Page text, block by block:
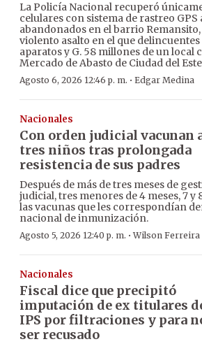
La Policía Nacional recuperó
celulares con sistema de rastreo GPS
abandonados en el barrio
violento asalto en el que
aparatos y G. 58 millones de un local
Mercado de Abasto de Ciudad del
Agosto 6, 2026 12:46 p. m. · Edgar Medina
Nacionales
Con orden judicial vacunan
tres niños tras prolongada
resistencia de sus padres
Después de más de tres meses de
judicial, tres menores de 4 meses, 7
las vacunas que les correspondían
nacional de inmunización.
Agosto 5, 2026 12:40 p. m. ·Wilson Ferreira
Nacionales
Fiscal dice que precipitó
imputación de ex titulares
IPS por filtraciones y para
ser recusado